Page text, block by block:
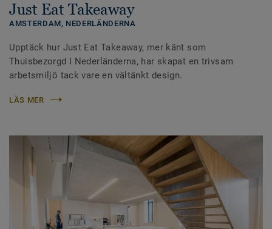
Just Eat Takeaway
AMSTERDAM, NEDERLÄNDERNA
Upptäck hur Just Eat Takeaway, mer känt som
Thuisbezorgd I Nederländerna, har skapat en trivsam
arbetsmiljö tack vare en vältänkt design.
LÄS MER